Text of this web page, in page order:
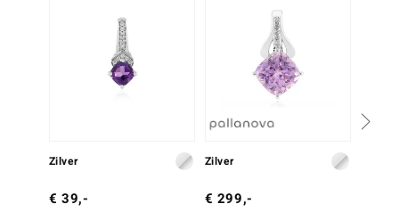
Collection
Zilver
€ 39,-
Zilver
€ 299,-